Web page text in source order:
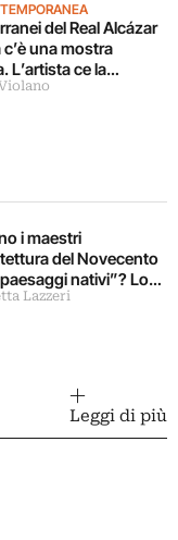
del Real Alcázar
c’è una mostra
L’artista ce la
i maestri
del Novecento
nativi”? Lo
Lazzeri
Leggi di più